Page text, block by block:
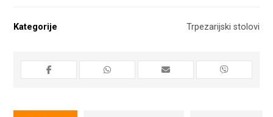
Kategorije Trpezarijski stolovi